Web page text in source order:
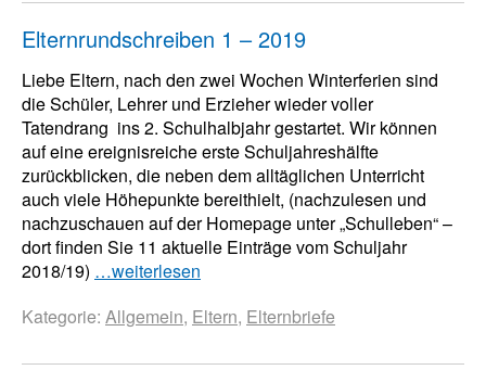
Elternrundschreiben 1 – 2019
Liebe Eltern, nach den zwei Wochen Winterferien sind
die Schüler, Lehrer und Erzieher wieder voller
Tatendrang ins 2. Schulhalbjahr gestartet. Wir können
auf eine ereignisreiche erste Schuljahreshälfte
zurückblicken, die neben dem alltäglichen Unterricht
auch viele Höhepunkte bereithielt, (nachzulesen und
nachzuschauen auf der Homepage unter „Schulleben“ –
dort finden Sie 11 aktuelle Einträge vom Schuljahr
2018/19) …weiterlesen
Kategorie: Allgemein, Eltern, Elternbriefe